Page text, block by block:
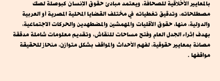
بالمعايير الأخلاقية للصحافة، ويعتمد مبادئ حقوق الإنسان كبوصلة لصك
مصطلحاته، وتدقيق تغطياته في مختلف القضايا المحلية المصرية أو العربية
والدولية، منها، حقوق الأقليات والمهمشين والمضطهدين والحركات الاجتماعية،
بهدف إثراء الجدل العام وفتح مساحات للنقاش، وتقديم معلومات شاملة مدققة
مصانة بمعايير حقوقية، لفهم الأحداث والمواقف بشكل متوازن، منحاز للحقيقة
مواقفها .